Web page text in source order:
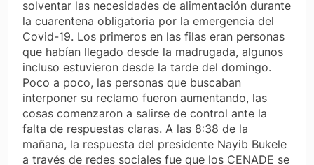
solventar las necesidades de alimentación durante
la cuarentena obligatoria por la emergencia del
Covid-19. Los primeros en las filas eran personas
que habían llegado desde la madrugada, algunos
incluso estuvieron desde la tarde del domingo.
Poco a poco, las personas que buscaban
interponer su reclamo fueron aumentando, las
cosas comenzaron a salirse de control ante la
falta de respuestas claras. A las 8:38 de la
mañana, la respuesta del presidente Nayib Bukele
a través de redes sociales fue que los CENADE se